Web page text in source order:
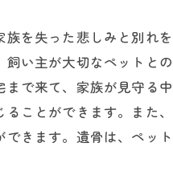
を失った悲しみと別れ
い主が大切なペットと
で来て、家族が見守る
ことができます。また
きます。遺骨は、ペッ